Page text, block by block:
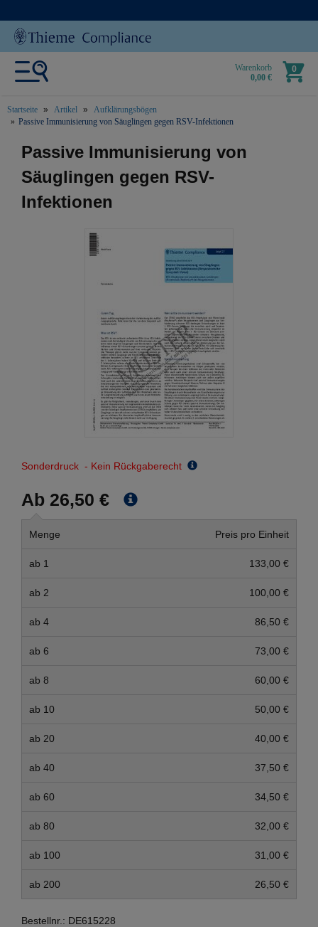
Warenkorb
0,00 €
0
Startseite Artikel
Aufklärungsbögen
Passive Immunisierung von Säuglingen gegen RSV-Infektionen
text.skipToContent
text.skipToNavigation
Passive Immunisierung von
Säuglingen gegen RSV-
Infektionen
Sonderdruck - Kein Rückgaberecht
Ab 26,50 €
Menge Preis pro Einheit
ab 1 133,00 €
ab 2 100,00 €
ab 4 86,50 €
ab 6 73,00 €
ab 8 60,00 €
ab 10 50,00 €
ab 20 40,00 €
ab 40 37,50 €
ab 60 34,50 €
ab 80 32,00 €
ab 100 31,00 €
ab 200 26,50 €
Bestellnr.: DE615228